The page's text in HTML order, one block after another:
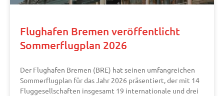
Flughafen Bremen veröffentlicht
Sommerflugplan 2026
Der Flughafen Bremen (BRE) hat seinen umfangreichen
Sommerflugplan für das Jahr 2026 präsentiert, der mit 14
Fluggesellschaften insgesamt 19 internationale und drei